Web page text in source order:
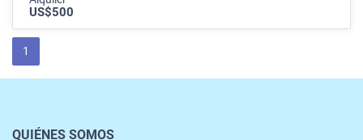
US$500
1
QUIÉNES SOMOS